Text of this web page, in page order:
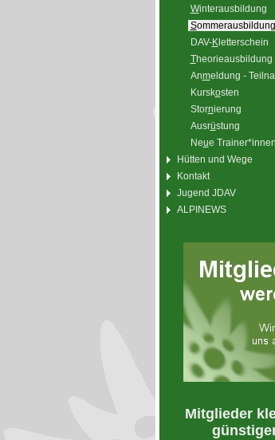
Winterausbildung
Sommerausbildung
DAV-Kletterschein
Theorieausbildung
Anmeldung -
Kurskosten
Stornierung
Ausrüstung
Neue Trainer*innen
Hütten und Wege
Kontakt
Jugend JDAV
ALPINEWS
Mitglieder